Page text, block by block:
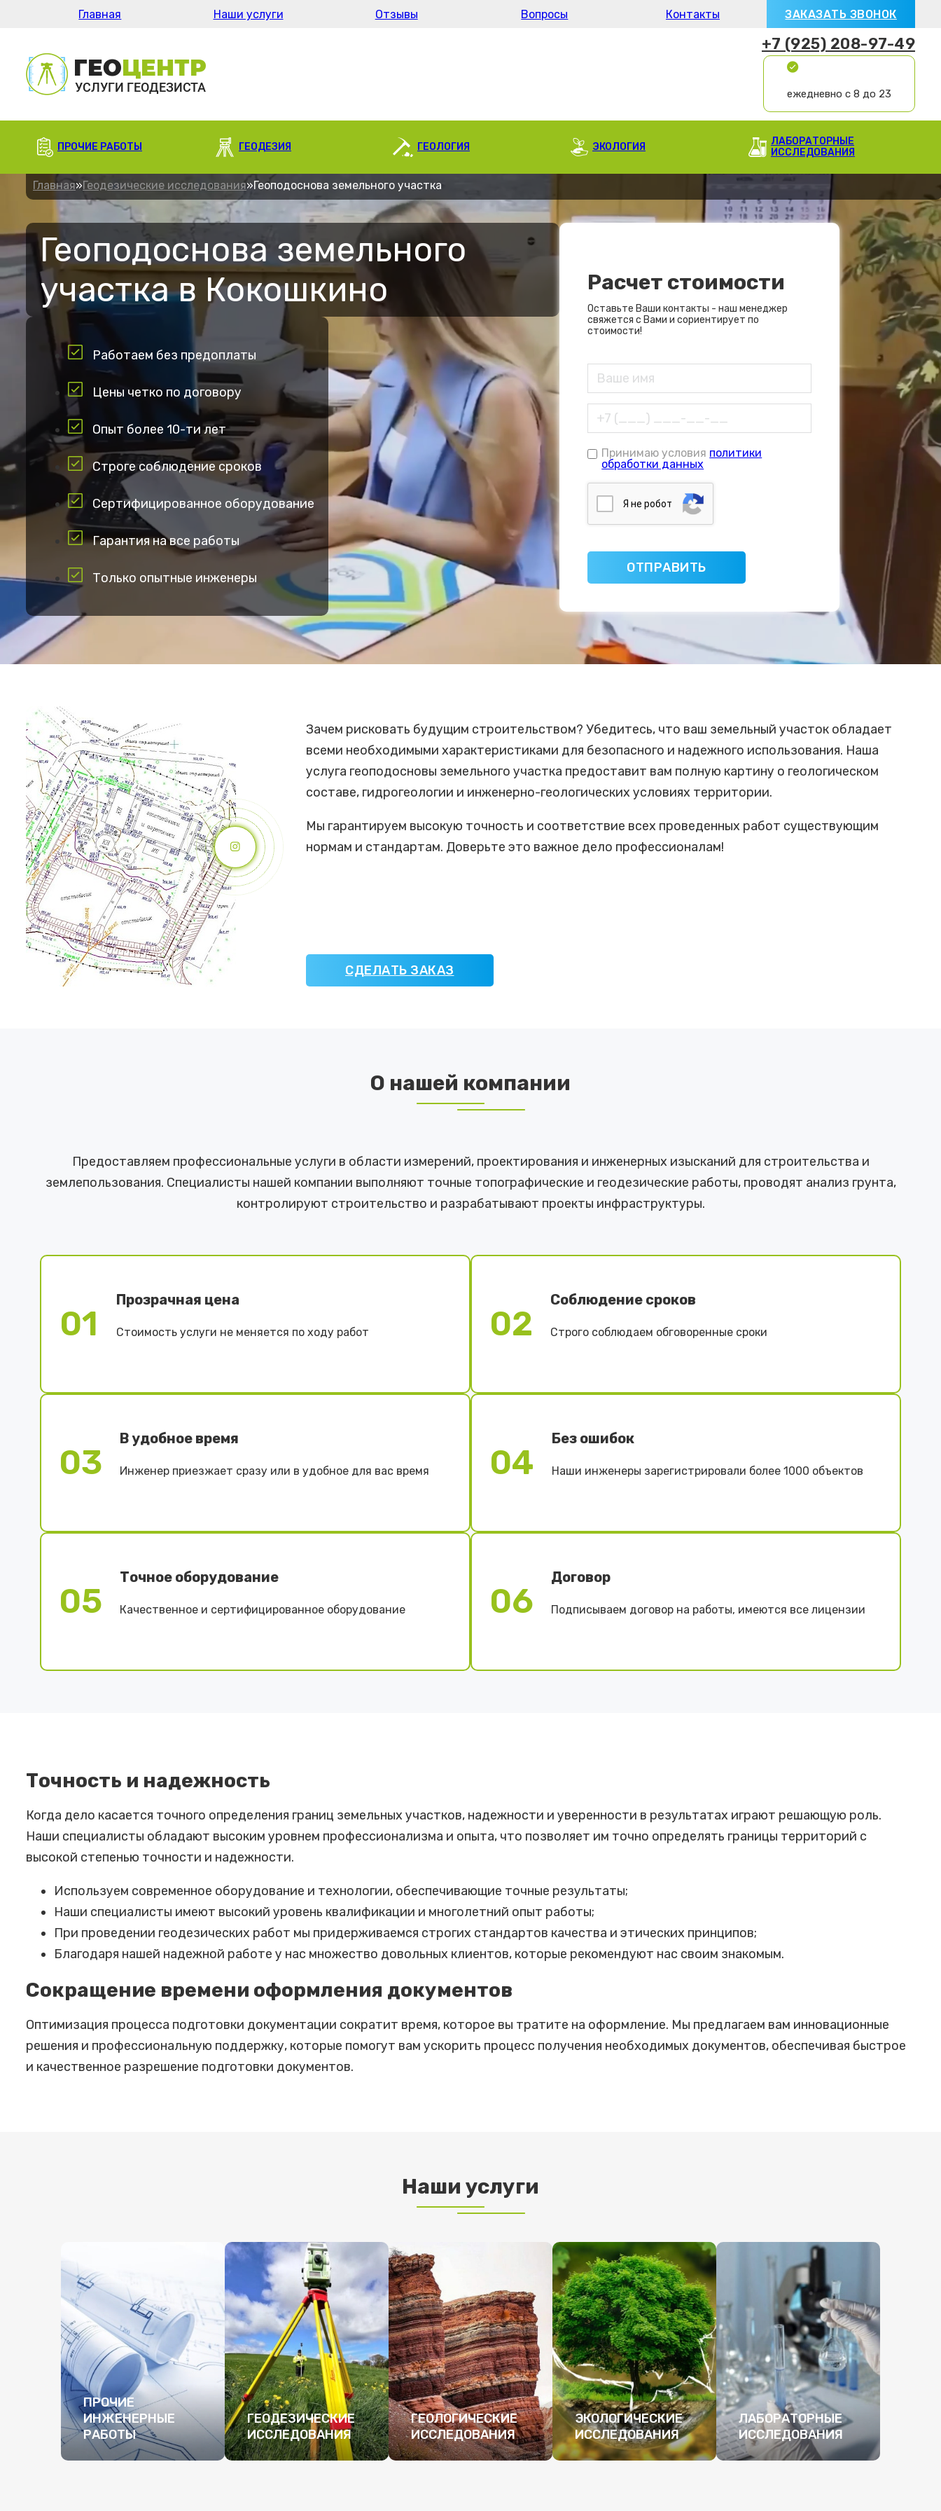
Главная Наши услуги Отзывы Вопросы Контакты ЗАКАЗАТЬ ЗВОНОК
+7 (925) 208-97-49
ежедневно с 8 до 23
ПРОЧИЕ РАБОТЫ ГЕОДЕЗИЯ ГЕОЛОГИЯ ЭКОЛОГИЯ
ЛАБОРАТОРНЫЕ
ИССЛЕДОВАНИЯ
Главная»Геодезические исследования»Геоподоснова земельного участка
Геоподоснова земельного
участка в Кокошкино
Работаем без предоплаты
Цены четко по договору
Опыт более 10-ти лет
Строге соблюдение сроков
Сертифицированное оборудование
Гарантия на все работы
Только опытные инженеры
Расчет стоимости
Оставьте Ваши контакты - наш менеджер
свяжется с Вами и сориентирует по
стоимости!
Принимаю условия политики
обработки данных
Я нe poбoт
Зачем рисковать будущим строительством? Убедитесь, что ваш земельный участок обладает
всеми необходимыми характеристиками для безопасного и надежного использования. Наша
услуга геоподосновы земельного участка предоставит вам полную картину о геологическом
составе, гидрогеологии и инженерно-геологических условиях территории.
Мы гарантируем высокую точность и соответствие всех проведенных работ существующим
нормам и стандартам. Доверьте это важное дело профессионалам!
СДЕЛАТЬ ЗАКАЗ
О нашей компании
Предоставляем профессиональные услуги в области измерений, проектирования и инженерных изысканий для строительства и
землепользования. Специалисты нашей компании выполняют точные топографические и геодезические работы, проводят анализ грунта,
контролируют строительство и разрабатывают проекты инфраструктуры.
01
Прозрачная цена
Стоимость услуги не меняется по ходу работ 02
Соблюдение сроков
Строго соблюдаем обговоренные сроки
03
В удобное время
Инженер приезжает сразу или в удобное для вас время 04
Без ошибок
Наши инженеры зарегистрировали более 1000 объектов
05
Точное оборудование
Качественное и сертифицированное оборудование 06
Договор
Подписываем договор на работы, имеются все лицензии
Точность и надежность
Когда дело касается точного определения границ земельных участков, надежности и уверенности в результатах играют решающую роль.
Наши специалисты обладают высоким уровнем профессионализма и опыта, что позволяет им точно определять границы территорий с
высокой степенью точности и надежности.
Используем современное оборудование и технологии, обеспечивающие точные результаты;
Наши специалисты имеют высокий уровень квалификации и многолетний опыт работы;
При проведении геодезических работ мы придерживаемся строгих стандартов качества и этических принципов;
Благодаря нашей надежной работе у нас множество довольных клиентов, которые рекомендуют нас своим знакомым.
Сокращение времени оформления документов
Оптимизация процесса подготовки документации сократит время, которое вы тратите на оформление. Мы предлагаем вам инновационные
решения и профессиональную поддержку, которые помогут вам ускорить процесс получения необходимых документов, обеспечивая быстрое
и качественное разрешение подготовки документов.
Наши услуги
ПРОЧИЕ
ИНЖЕНЕРНЫЕ
РАБОТЫ
ГЕОДЕЗИЧЕСКИЕ
ИССЛЕДОВАНИЯ
ГЕОЛОГИЧЕСКИЕ
ИССЛЕДОВАНИЯ
ЭКОЛОГИЧЕСКИЕ
ИССЛЕДОВАНИЯ
ЛАБОРАТОРНЫЕ
ИССЛЕДОВАНИЯ